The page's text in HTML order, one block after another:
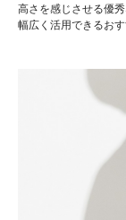
高さを感じさせる優
幅広く活用できるおす